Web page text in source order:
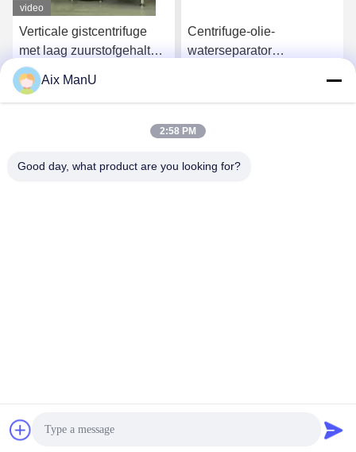
video
Verticale gistcentrifuge
met laag zuurstofgehalte
Afvaloliecentrifuge
Ga Nu Praten.
Centrifuge-olie-
waterseparator
Ga Nu Praten.
Auteursrecht © 2021-2026 YIXING HUADING MACHINERY
CO.,LTD. Alle rechten voorbehouden.
Aix ManU
2:58 PM
Good day, what product are you looking for?